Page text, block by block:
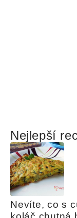
Nejlepší
Nevíte, co s